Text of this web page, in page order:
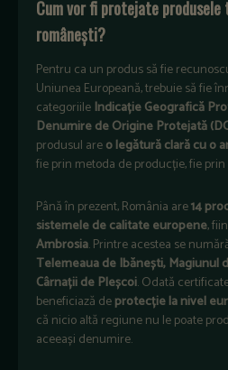
Cum vor fi protejate
românești?
Pentru ca un produs să fie
Uniunea Europeană, trebuie să fie
categoriile Indicație Geografică
Denumire de Origine Protejată
produsul areo legătură clară cu o
fie prin metoda de producție, fie
Până în prezent, România are14
sistemele de calitate europene,
Ambrosia. Printre acestea se
Telemeaua de Ibănești, Magiunul
Cârnații de Pleșcoi. Odată
beneficiază deprotecție la nivel
că nicio altă regiune nu le poate
aceeași denumire.